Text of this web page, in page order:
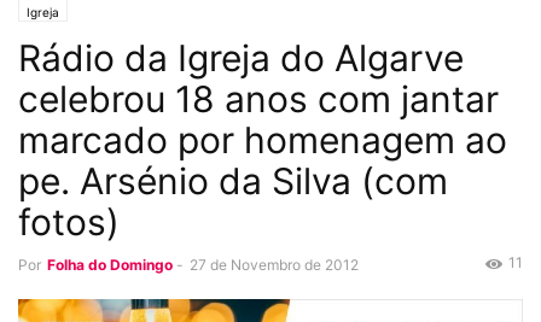
Igreja
Rádio da Igreja do Algarve
celebrou 18 anos com jantar
marcado por homenagem ao
pe. Arsénio da Silva (com
fotos)
Por Folha do Domingo - 27 de Novembro de 2012 11